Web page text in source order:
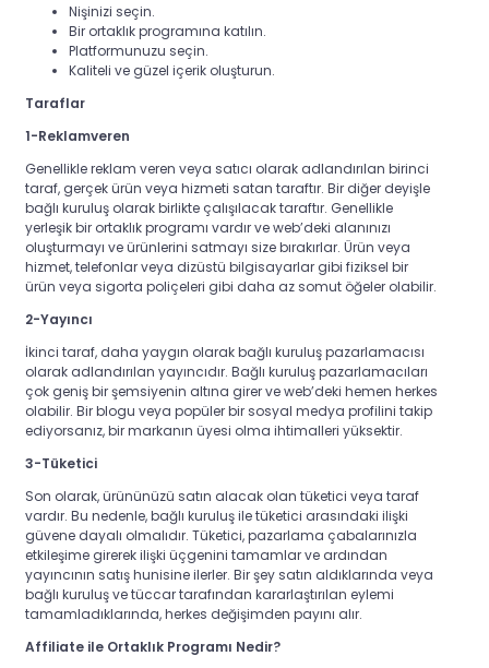
Nişinizi seçin.
Bir ortaklık programına katılın.
Platformunuzu seçin.
Kaliteli ve güzel içerik oluşturun.
Taraflar
1-Reklamveren
Genellikle reklam veren veya satıcı olarak adlandırılan birinci
taraf, gerçek ürün veya hizmeti satan taraftır. Bir diğer deyişle
bağlı kuruluş olarak birlikte çalışılacak taraftır. Genellikle
yerleşik bir ortaklık programı vardır ve web’deki alanınızı
oluşturmayı ve ürünlerini satmayı size bırakırlar. Ürün veya
hizmet, telefonlar veya dizüstü bilgisayarlar gibi fiziksel bir
ürün veya sigorta poliçeleri gibi daha az somut öğeler olabilir.
2-Yayıncı
İkinci taraf, daha yaygın olarak bağlı kuruluş pazarlamacısı
olarak adlandırılan yayıncıdır. Bağlı kuruluş pazarlamacıları
çok geniş bir şemsiyenin altına girer ve web’deki hemen herkes
olabilir. Bir blogu veya popüler bir sosyal medya profilini takip
ediyorsanız, bir markanın üyesi olma ihtimalleri yüksektir.
3-Tüketici
Son olarak, ürününüzü satın alacak olan tüketici veya taraf
vardır. Bu nedenle, bağlı kuruluş ile tüketici arasındaki ilişki
güvene dayalı olmalıdır. Tüketici, pazarlama çabalarınızla
etkileşime girerek ilişki üçgenini tamamlar ve ardından
yayıncının satış hunisine ilerler. Bir şey satın aldıklarında veya
bağlı kuruluş ve tüccar tarafından kararlaştırılan eylemi
tamamladıklarında, herkes değişimden payını alır.
Affiliate ile Ortaklık Programı Nedir?